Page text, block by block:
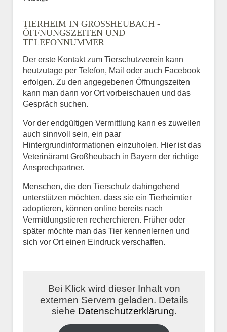
TIERHEIM IN GROSSHEUBACH - Ö
FFNUNGSZEITEN UND T
ELEFONNUMMER
Der erste Kontakt zum Tierschutzverein kann
heutzutage per Telefon, Mail oder auch Facebook
erfolgen. Zu den angegebenen Öffnungszeiten
kann man dann vor Ort vorbeischauen und das
Gespräch suchen.
Vor der endgültigen Vermittlung kann es zuweilen
auch sinnvoll sein, ein paar
Hintergrundinformationen einzuholen. Hier ist das
Veterinäramt Großheubach in Bayern der richtige
Ansprechpartner.
Menschen, die den Tierschutz dahingehend
unterstützen möchten, dass sie ein Tierheimtier
adoptieren, können online bereits nach
Vermittlungstieren recherchieren. Früher oder
später möchte man das Tier kennenlernen und
sich vor Ort einen Eindruck verschaffen.
Bei Klick wird dieser Inhalt von
externen Servern geladen. Details
siehe Datenschutzerklärung.